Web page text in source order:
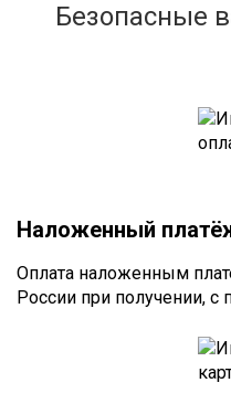
Безопасные
Наложенный
Оплата наложенным
России при получении, с